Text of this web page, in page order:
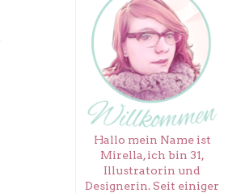
Hallo mein Name ist
Mirella, ich bin 31,
Illustratorin und
Designerin. Seit einiger